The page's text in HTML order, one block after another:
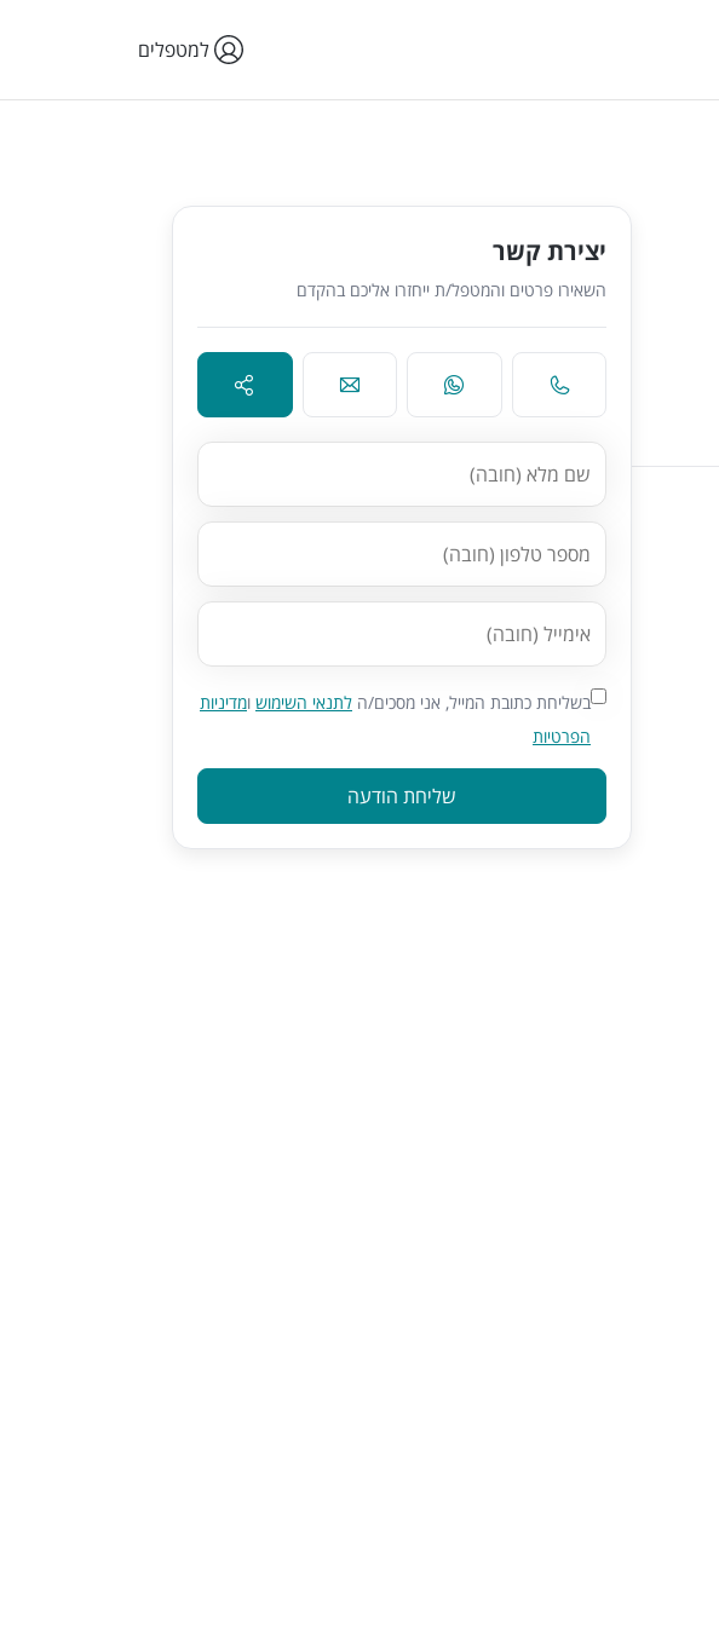
למטפלים
יצירת קשר
השאירו פרטים והמטפל/ת ייחזרו אליכם בהקדם
בשליחת כתובת המייל, אני מסכים/ה לתנאי השימוש ומדיניות
הפרטיות
שליחת הודעה